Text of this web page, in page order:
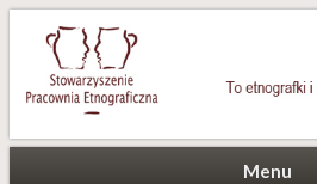
Stowarzyszenie
To etnografki i etnografowie, którym się chce
Menu